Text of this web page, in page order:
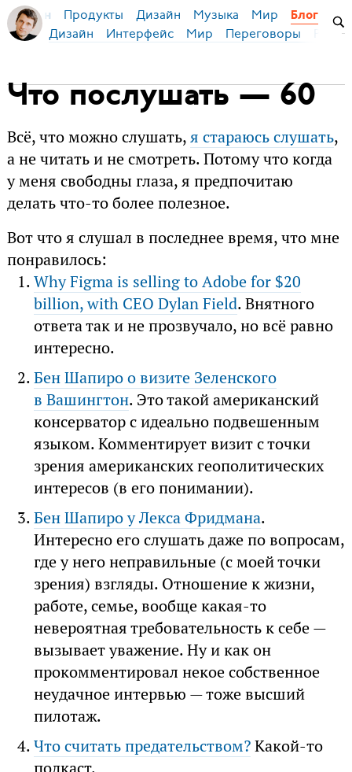
Бирман Продукты Дизайн Музыка Мир Блог
Дизайн Интерфейс Мир Переговоры
Что послушать — 60
Всё, что можно слушать,я стараюсь слушать,
а не читать и не смотреть. Потому что когда
у меня свободны глаза, я предпочитаю
делать что-то более полезное.
Вот что я слушал в последнее время, что мне
понравилось:
Why Figma is selling to Adobe for $20
billion, with CEO Dylan Field. Внятного
ответа так и не прозвучало, но всё равно
интересно.
Бен Шапиро о визите Зеленского
в Вашингтон. Это такой американский
консерватор с идеально подвешенным
языком. Комментирует визит с точки
зрения американских геополитических
интересов (в его понимании).
Бен Шапиро у Лекса Фридмана.
Интересно его слушать даже по вопросам,
где у него неправильные (с моей точки
зрения) взгляды. Отношение к жизни,
работе, семье, вообще какая-то
невероятная требовательность к себе —
вызывает уважение. Ну и как он
прокомментировал некое собственное
неудачное интервью — тоже высший
пилотаж.
Что считать предательством?Какой-то
подкаст.